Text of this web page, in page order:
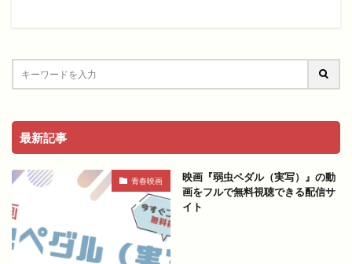
最新記事
青春映画
映画『弱虫ペダル（実写）』の動
画をフルで無料視聴できる配信サ
イト